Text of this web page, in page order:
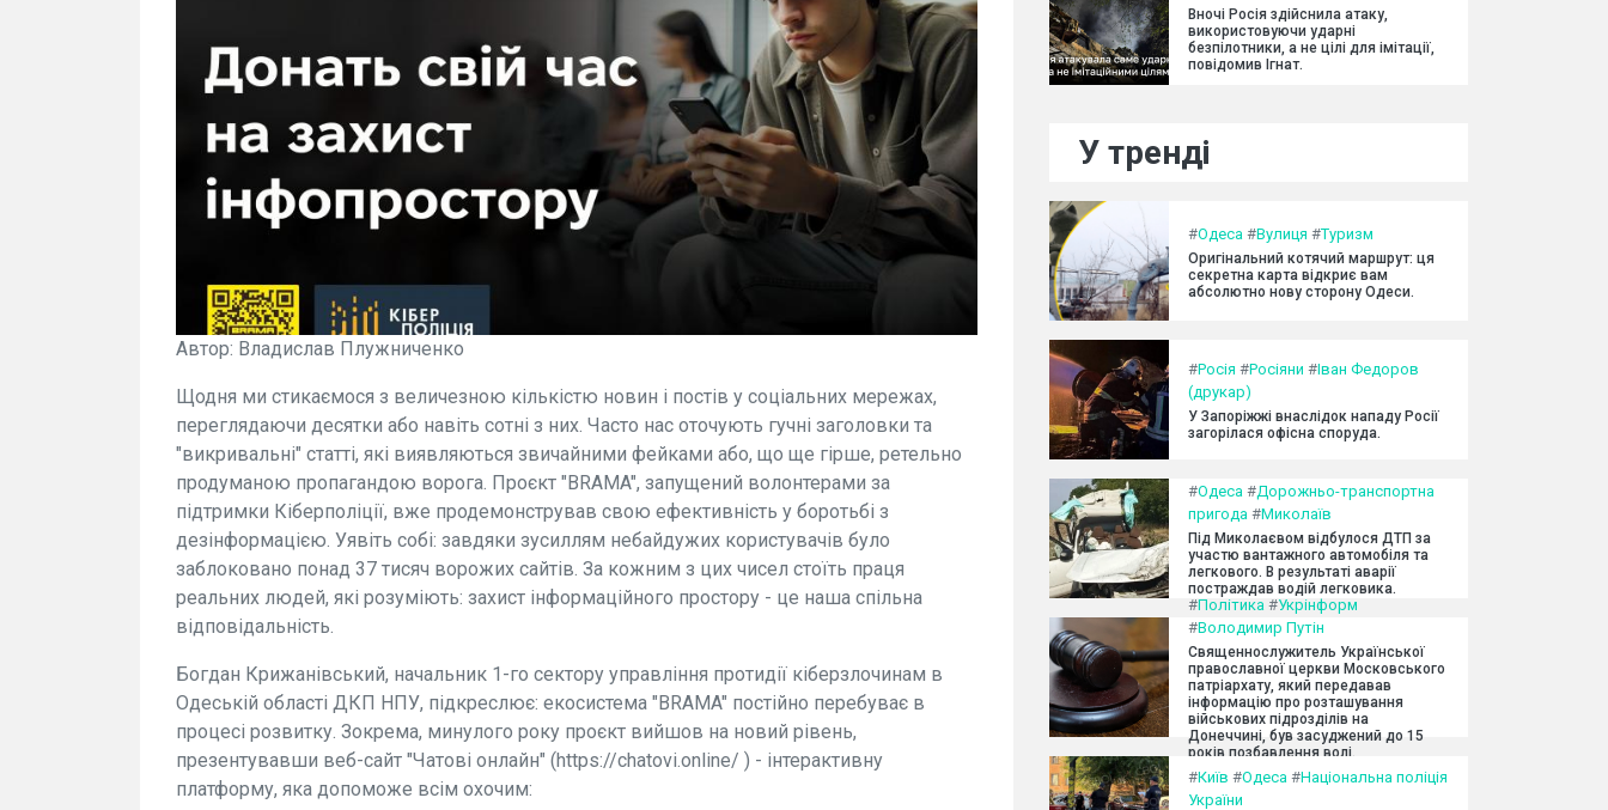
Автор: Владислав Плужниченко
Щодня ми стикаємося з величезною кількістю новин і постів у соціальних мережах,
переглядаючи десятки або навіть сотні з них. Часто нас оточують гучні заголовки та
"викривальні" статті, які виявляються звичайними фейками або, що ще гірше, ретельно
продуманою пропагандою ворога. Проєкт "BRAMA", запущений волонтерами за
підтримки Кіберполіції, вже продемонстрував свою ефективність у боротьбі з
дезінформацією. Уявіть собі: завдяки зусиллям небайдужих користувачів було
заблоковано понад 37 тисяч ворожих сайтів. За кожним з цих чисел стоїть праця
реальних людей, які розуміють: захист інформаційного простору - це наша спільна
відповідальність.
Богдан Крижанівський, начальник 1-го сектору управління протидії кіберзлочинам в
Одеській області ДКП НПУ, підкреслює: екосистема "BRAMA" постійно перебуває в
процесі розвитку. Зокрема, минулого року проєкт вийшов на новий рівень,
презентувавши веб-сайт "Чатові онлайн" (https://chatovi.online/ ) - інтерактивну
платформу, яка допоможе всім охочим:
Вночі Росія здійснила атаку,
використовуючи ударні
безпілотники, а не цілі для імітації,
повідомив Ігнат.
У тренді
#Одеса #Вулиця #Туризм
Оригінальний котячий маршрут: ця
секретна карта відкриє вам
абсолютно нову сторону Одеси.
#Росія #Росіяни #Іван Федоров
(друкар)
У Запоріжжі внаслідок нападу Росії
загорілася офісна споруда.
#Одеса #Дорожньо-транспортна
пригода #Миколаїв
Під Миколаєвом відбулося ДТП за
участю вантажного автомобіля та
легкового. В результаті аварії
постраждав водій легковика.
#Політика #Укрінформ
#Володимир Путін
Священнослужитель Української
православної церкви Московського
патріархату, який передавав
інформацію про розташування
військових підрозділів на
Донеччині, був засуджений до 15
років позбавлення волі.
#Київ #Одеса #Національна поліція
України